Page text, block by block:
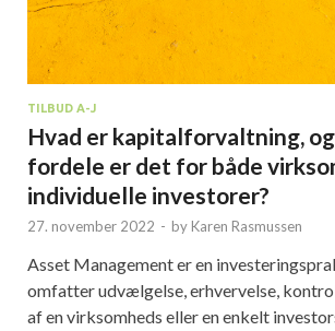
TILBUD A-J
Hvad er kapitalforvaltning,
fordele er det for både
individuelle investorer?
27. november 2022 - by Karen Rasmussen
Asset Management er en
omfatter udvælgelse, erhvervelse,
af en virksomheds eller en enkelt